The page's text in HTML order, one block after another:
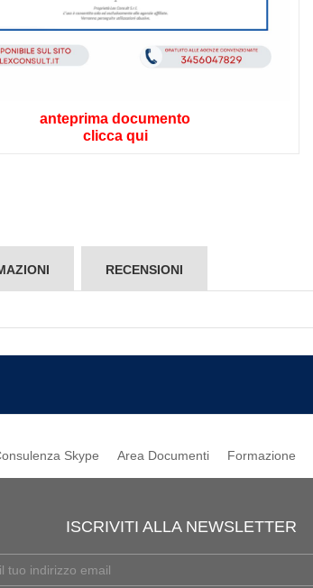
anteprima documento
clicca qui
RECENSIONI
Skype Area Documenti Formazione
ISCRIVITI ALLA NEWSLETTER